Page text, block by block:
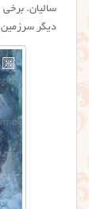
سالیان. برخی
دیگر سرزمین